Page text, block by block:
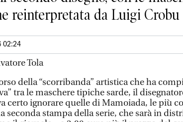
reinterpretata da Luigi Crobu
02:24
Tola
della “scorribanda” artistica che ha
tra le maschere tipiche sarde, il
certo ignorare quelle di Mamoiada, le più
seconda stampa della serie, che sarà in